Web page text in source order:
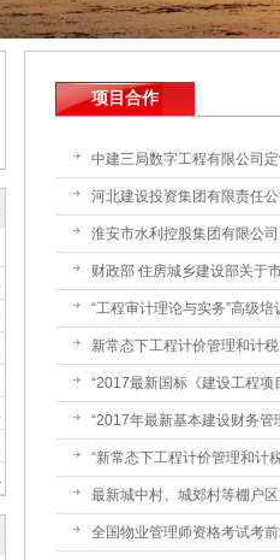
项目合作
中建三局数字工程有限公司
河北建设投资集团有限责任
淮安市水利控股集团有限公
财政部 住房城乡建设部关于
“工程审计理论与实务”高级培
新常态下工程计价管理和计
“2017最新国标《建设工程
“2017年最新基本建设财务
“新常态下工程计价管理和计
最新城中村、城郊村等棚户
全国物业管理师资格考试考